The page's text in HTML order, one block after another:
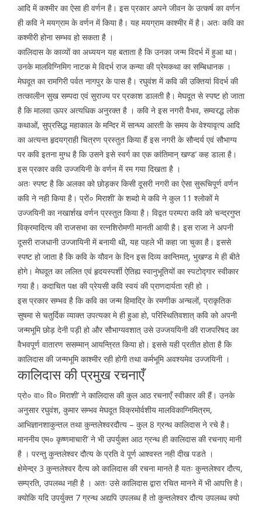
आदि में कश्मीर का ऐसा ही वर्णन है। इस प्रकार अपने जीवन के उत्कर्ष का वर्णन
ही कवि ने मयग्राम के वर्णन में किया है। यह मयग्राम काश्मीर में है। अतः कवि का
कश्मीरी होना सम्भव हो सकता है ।
कालिदास के काव्यों का अध्ययन यह बताता है कि उनका जन्म विदर्भ में हुआ था।
उनके मालविग्निमिग नाटक मे विदर्भ राज कन्या की प्रेमकथा का सम्बिधानक ।
मेघदूत का रामगिरी पर्वत नागपुर के पास है। रघुवंश में कवि की उक्तियां विदर्भ की
तत्कालीन सुख सम्पदा एवं सुराज्य पर प्रकाश डालती है। मेघदूत से स्पष्ट हो जाता
है कि मालवा ऊपर अत्यधिक अनुरक्त है । कवि ने इस नगरी वैभव, सम्वरद्ध लोक
कथाओं, सुप्रसिद्ध महाकाल के मन्दिर में सान्ध्य आरती के समय के वेश्यावृत्य आदि
का अत्यन्त हृदयग्राही चित्रण प्रस्तुत किया हैं इस नगरी के सौन्दर्य एवं सौभाग्य
पर कवि इतना मुग्ध है कि उसने इसे स्वर्ग का एक कांतिमान् खण्ड’ कह डाला है।
इस प्रकार कवि उज्जयिनी के वर्णन में रम गया दिखता है ।
अतः स्पष्ट है कि अलका को छोड़कर किसी दूसरी नगरी का ऐसा सुरूचिपूर्ण वर्णन
कवि ने नही किया है। प्रों० मिराशी’ के शब्दो मे कवि ने कुल 11 श्लोकों मे
उज्जयिनी का नखार्शख वर्णन प्रस्तुत किया है। विद्वत परम्परा कवि को चन्द्रगुप्त
विक्रमादित्य की राजसभा का रत्नशिरोमणी मानती आयी है। इस राजा ने अपनी
दूसरी राजधानी उज्जायिनी में बनायी थी, यह पहले भी कहा जा चुका है। इससे
स्पष्ट हो जाता है कि कवि के यौवन के दिन इस दिव्य कान्तिमत्, भुखण्ड मे ही बीते
होगे। मेघदूत का ललित एवं हृदयस्पर्शी ऐतिह्य स्वानुभूतियों का स्पटोद्गार स्वीकार
गया है। कदाचित पक्ष की प्रेयसी कवि स्वयं की प्राणदार्यता रही हो ।
इस प्रकार सम्भव है कि कवि का जन्म हिमाद्रि के रमणीक अन्चलों, प्राकृतिक
सुषमा से चतुर्दिक व्याक्त उपत्यका मे ही हुआ हो, परिस्थितिवशात् कवि को अपनी
जन्मभूमि छोड़ देनी पड़ी हो और सौभाग्यवशात् उसे उज्जययिनी की राजपरिषद का
वैभवपूर्ण वातारण ससम्मान् आयन्त्रित किया हो। इससे यही प्रतीत होता है कि
कालिदास की जन्मभूमि काश्मीर रही होगी तथा कर्मभूमि अवश्यमेव उज्जयिनी ।
कालिदास की प्रमुख रचनाएँ
प्रो० वा० वि० मिराशी’ ने कालिदास की कुल आठ रचनाएँ स्वीकार की हैं। उनके
अनुसार रघुवंश, कुमार सम्भव मेघदूत विक्रमोर्वशीय मालविकाग्निमित्रम,
आभिज्ञानशाकुन्तल तथा कुन्तलेश्वरदौत्य – कुल 8 ग्रन्थ कालिदास ने रचे है।
माननीय एम० कृष्णमाचारी’ ने भी उपर्युक्त आठ ग्रन्थ ही कालिदास की रचनाए मानी
है । परन्तु कुन्तलेश्वर दौत्य के प्रति वे पूर्ण आश्वस्त नही दीख पडते ।
क्षेमेन्द्र 3 कुन्तलेश्वर दैत्य को कालिदास की रचना मानते है यतः कुन्तलेश्वर दौत्य,
सम्प्रति, उपलब्ध नही है । अतः उसे कालिदास द्वारा रचित मानने में भी आपत्ति है।
क्योकि यदि उपर्युक्त 7 ग्रन्थ अद्यपि उपलब्ध है तो कुन्तलेश्वर दौत्य उपलब्ध क्यो